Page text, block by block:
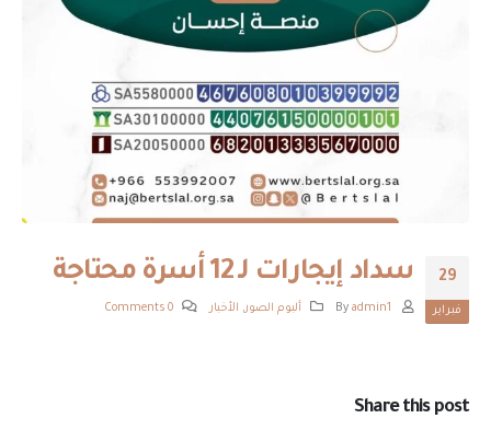
29
فبراير
سداد إيجارات لـ 12 أسرة محتاجة
admin1 ألبوم الصور, الأخبار 0 Comments
Share this post